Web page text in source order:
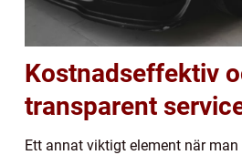
Kostnadseffektiv
transparent
Ett annat viktigt element när